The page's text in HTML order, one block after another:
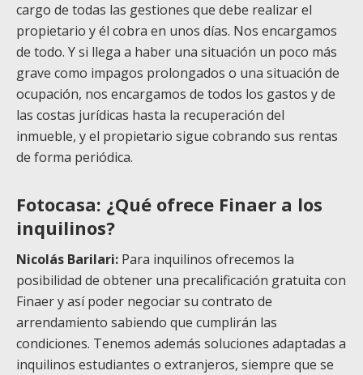
cargo de todas las gestiones que debe realizar el
propietario y él cobra en unos días. Nos encargamos
de todo. Y si llega a haber una situación un poco más
grave como impagos prolongados o una situación de
ocupación, nos encargamos de todos los gastos y de
las costas jurídicas hasta la recuperación del
inmueble, y el propietario sigue cobrando sus rentas
de forma periódica.
Fotocasa: ¿Qué ofrece Finaer a los
inquilinos?
Nicolás Barilari: Para inquilinos ofrecemos la
posibilidad de obtener una precalificación gratuita con
Finaer y así poder negociar su contrato de
arrendamiento sabiendo que cumplirán las
condiciones. Tenemos además soluciones adaptadas a
inquilinos estudiantes o extranjeros, siempre que se